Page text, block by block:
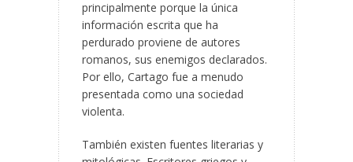
principalmente porque la única
información escrita que ha
perdurado proviene de autores
romanos, sus enemigos declarados.
Por ello, Cartago fue a menudo
presentada como una sociedad
violenta.
También existen fuentes literarias y